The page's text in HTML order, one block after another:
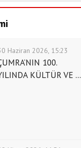
Haziran 2026, 15:23
100.
KÜLTÜR VE ...